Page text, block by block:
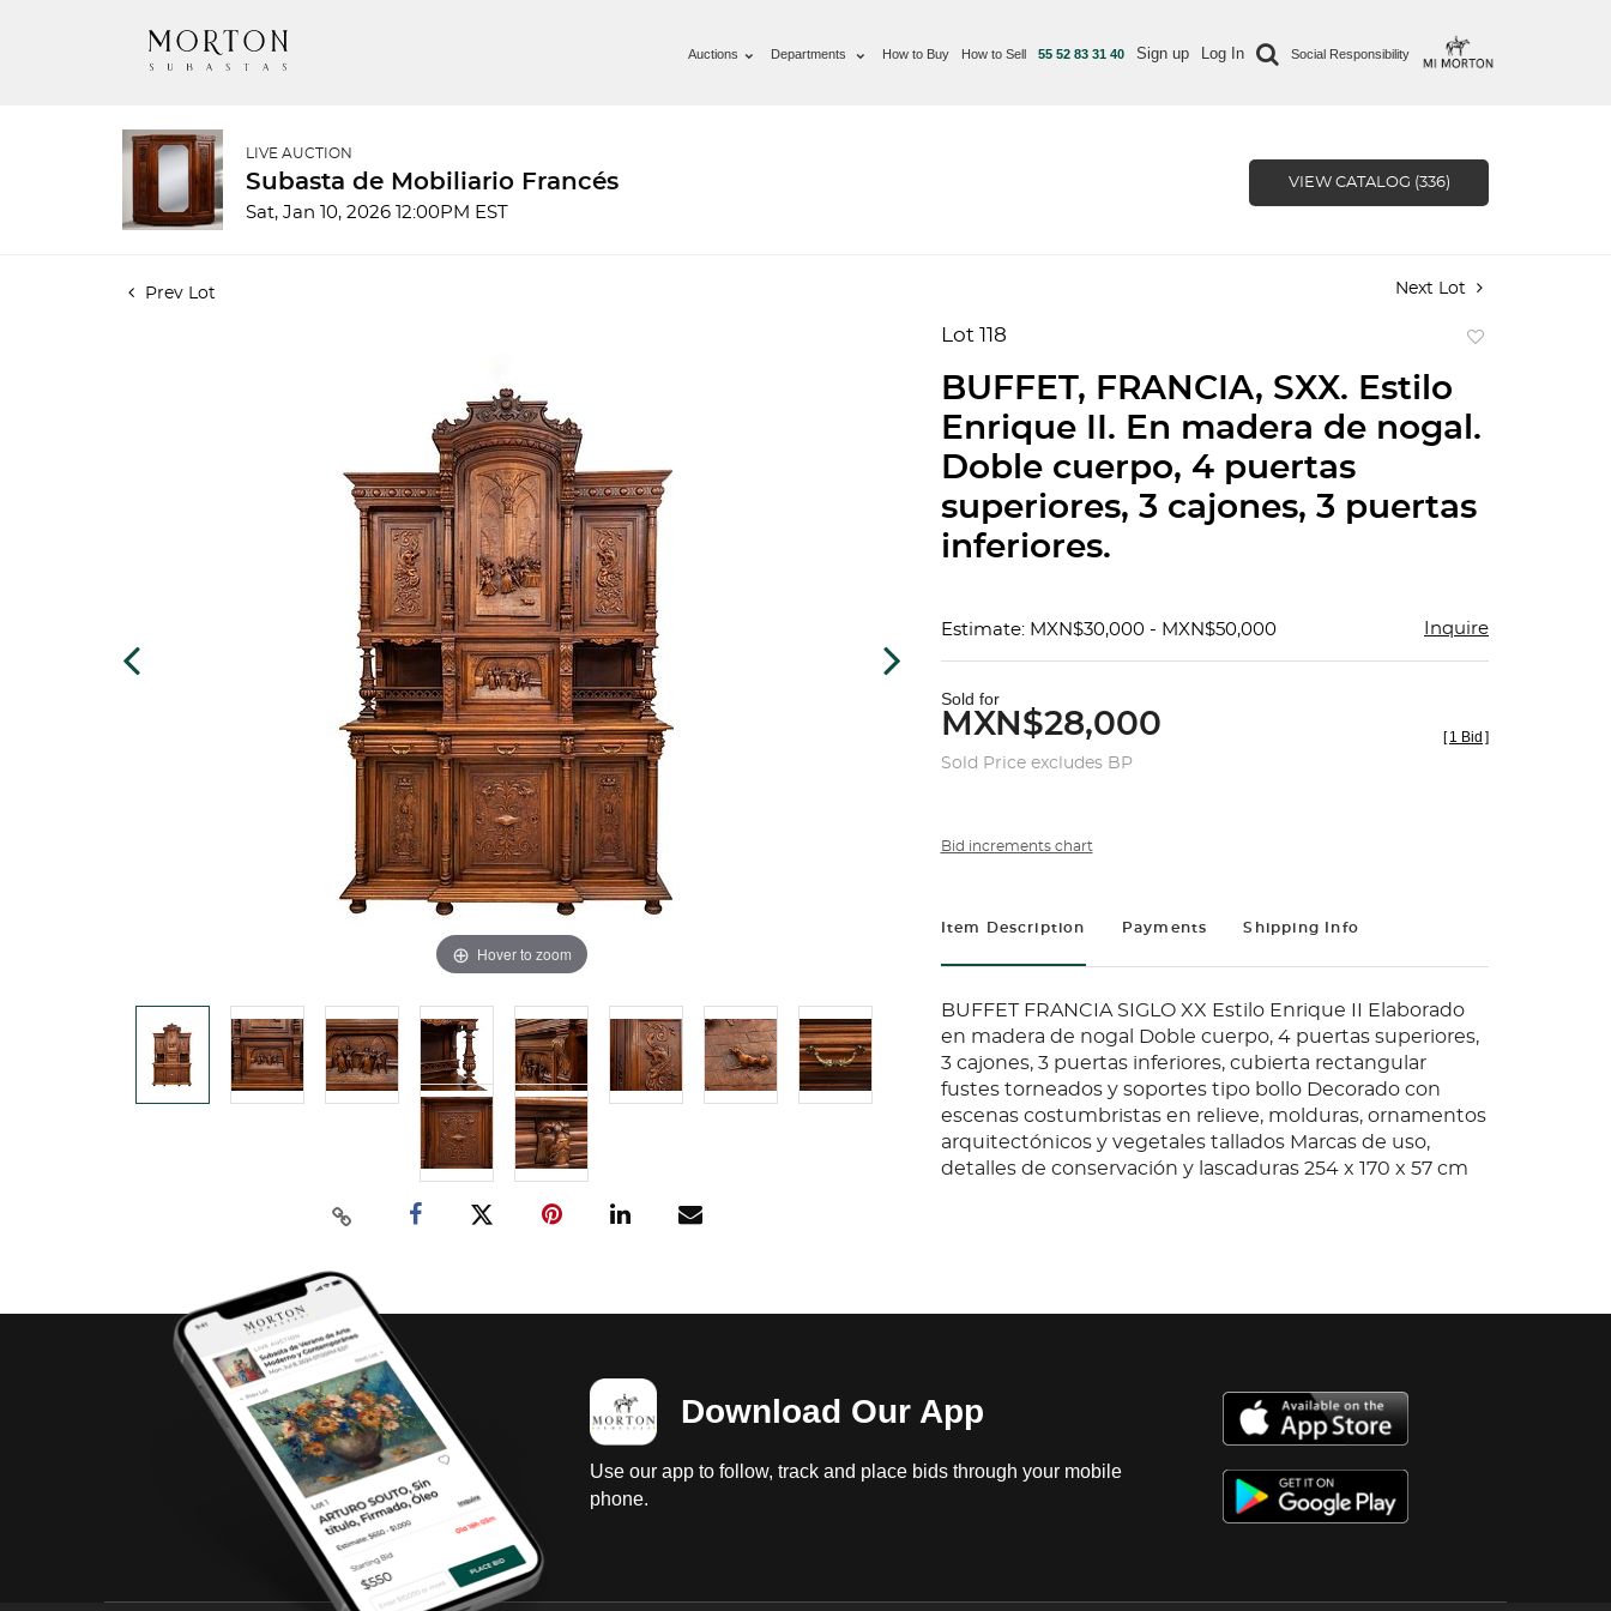
Auctions Departments How to Buy How to Sell 55 52 83 31 40 Sign up Log In Social Responsibility
LIVE AUCTION
Subasta de Mobiliario Francés
Sat, Jan 10, 2026 12:00PM EST
VIEW CATALOG (336)
Prev Lot Next Lot
Hover to zoom
Lot 118
BUFFET, FRANCIA, SXX. Estilo
Enrique II. En madera de nogal.
Doble cuerpo, 4 puertas
superiores, 3 cajones, 3 puertas
inferiores.
Estimate: MXN$30,000 - MXN$50,000 Inquire
Sold for
MXN$28,000
Sold Price excludes BP
[ 1 Bid ]
Bid increments chart
Item Description Payments Shipping Info
BUFFET FRANCIA SIGLO XX Estilo Enrique II Elaborado
en madera de nogal Doble cuerpo, 4 puertas superiores,
3 cajones, 3 puertas inferiores, cubierta rectangular
fustes torneados y soportes tipo bollo Decorado con
escenas costumbristas en relieve, molduras, ornamentos
arquitectónicos y vegetales tallados Marcas de uso,
detalles de conservación y lascaduras 254 x 170 x 57 cm
Download Our App
Use our app to follow, track and place bids through your mobile
phone.